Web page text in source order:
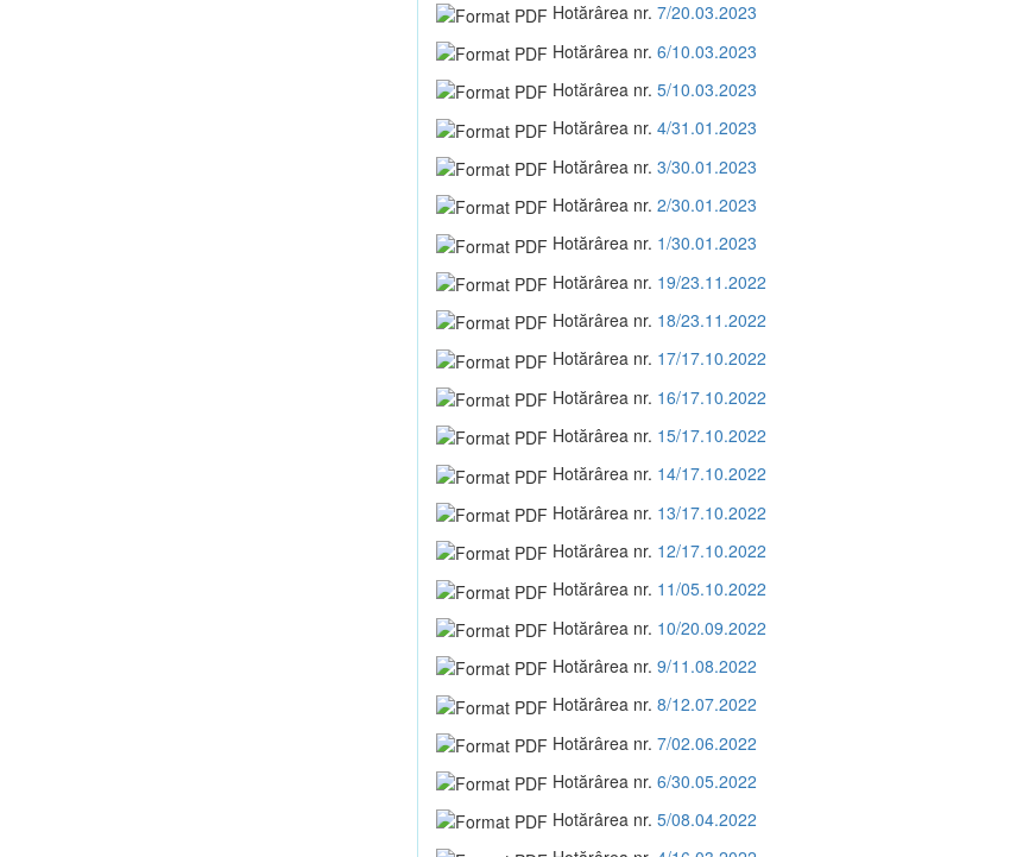
Hotărârea nr. 7/20.03.2023
Hotărârea nr. 6/10.03.2023
Hotărârea nr. 5/10.03.2023
Hotărârea nr. 4/31.01.2023
Hotărârea nr. 3/30.01.2023
Hotărârea nr. 2/30.01.2023
Hotărârea nr. 1/30.01.2023
Hotărârea nr. 19/23.11.2022
Hotărârea nr. 18/23.11.2022
Hotărârea nr. 17/17.10.2022
Hotărârea nr. 16/17.10.2022
Hotărârea nr. 15/17.10.2022
Hotărârea nr. 14/17.10.2022
Hotărârea nr. 13/17.10.2022
Hotărârea nr. 12/17.10.2022
Hotărârea nr. 11/05.10.2022
Hotărârea nr. 10/20.09.2022
Hotărârea nr. 9/11.08.2022
Hotărârea nr. 8/12.07.2022
Hotărârea nr. 7/02.06.2022
Hotărârea nr. 6/30.05.2022
Hotărârea nr. 5/08.04.2022